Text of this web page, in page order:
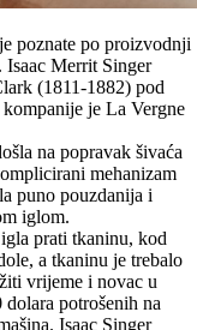
poznate po proizvodnji
Isaac Merrit Singer
(1811-1882) pod
je La Vergne
na popravak šivaća
mehanizam
puno pouzdanija i
iglom.
prati tkaninu, kod
a tkaninu je trebalo
vrijeme i novac u
potrošenih na
Isaac Singer